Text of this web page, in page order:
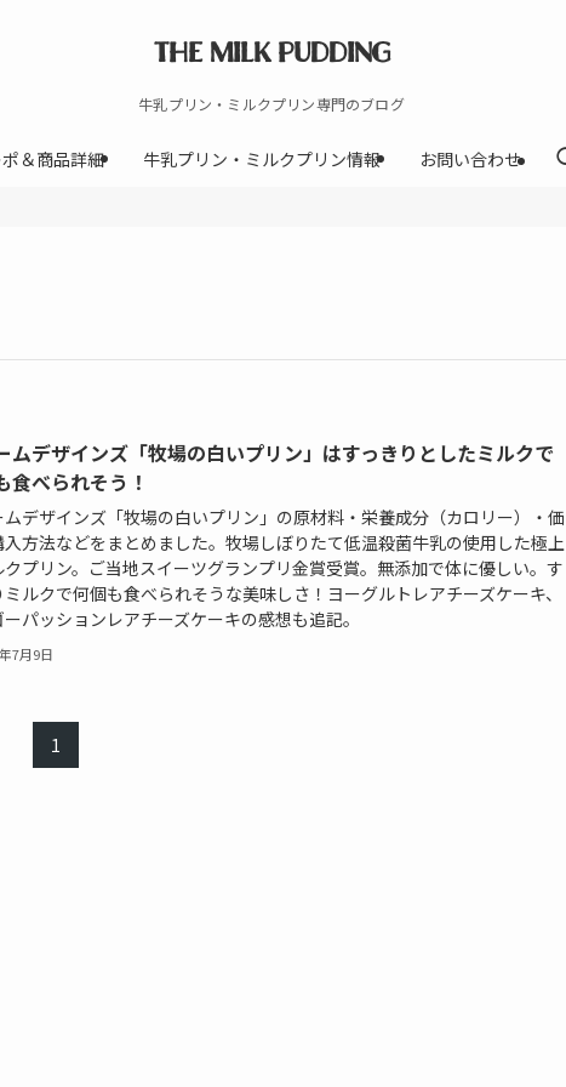
THE MILK PUDDING
牛乳プリン・ミルクプリン専門のブログ
＆商品詳細 牛乳プリン・ミルクプリン情報 お問い合わせ
ムデザインズ「牧場の白いプリン」はすっきりとしたミルクで
食べられそう！
ムデザインズ「牧場の白いプリン」の原材料・栄養成分（カロリー）・価
方法などをまとめました。牧場しぼりたて低温殺菌牛乳の使用した極上
クプリン。ご当地スイーツグランプリ金賞受賞。無添加で体に優しい。す
ミルクで何個も食べられそうな美味しさ！ヨーグルトレアチーズケーキ、
パッションレアチーズケーキの感想も追記。
7月9日
1